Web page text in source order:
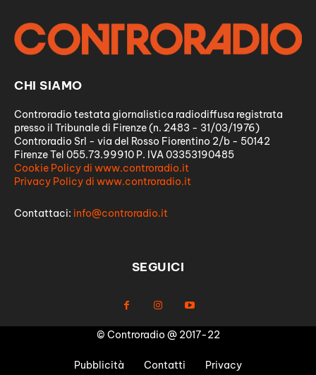
CHI SIAMO
Controradio testata giornalistica radiodiffusa registrata
presso il Tribunale di Firenze (n. 2483 - 31/03/1976)
Controradio Srl - via del Rosso Fiorentino 2/b - 50142
Firenze Tel 055.73.99910 P. IVA 03353190485
Cookie Policy di www.controradio.it
Privacy Policy di www.controradio.it
Contattaci: info@controradio.it
SEGUICI
© Controradio @ 2017-22
Pubblicità Contatti Privacy